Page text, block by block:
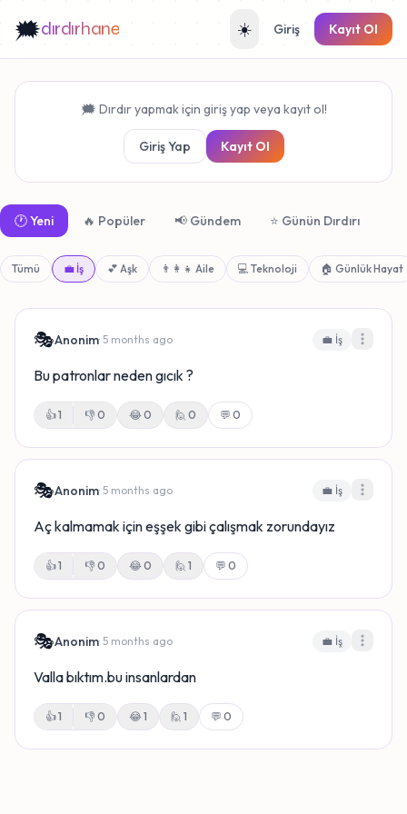
🗯️dırdırhane ☀️ Giriş Kayıt Ol
🗯️ Dırdır yapmak için giriş yap veya kayıt ol!
Giriş Yap Kayıt Ol
🕐 Yeni 🔥 Popüler 📢 Gündem ⭐ Günün Dırdırı
Tümü 💼 İş 💕 Aşk 👨‍👩‍👧 Aile 💻 Teknoloji 🏠 Günlük Hayat
🎭Anonim· 5 months ago 💼 İş
Bu patronlar neden gıcık ?
👍1 👎 0 😂0 🙋 0 💬 0
🎭Anonim· 5 months ago 💼 İş
Aç kalmamak için eşşek gibi çalışmak zorundayız
👍1 👎 0 😂0 🙋 1 💬 0
🎭Anonim· 5 months ago 💼 İş
Valla bıktım.bu insanlardan
👍1 👎 0 😂1 🙋 1 💬 0